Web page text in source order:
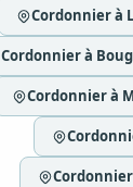
Cordonnier à
Cordonnier à
Cordonnier à